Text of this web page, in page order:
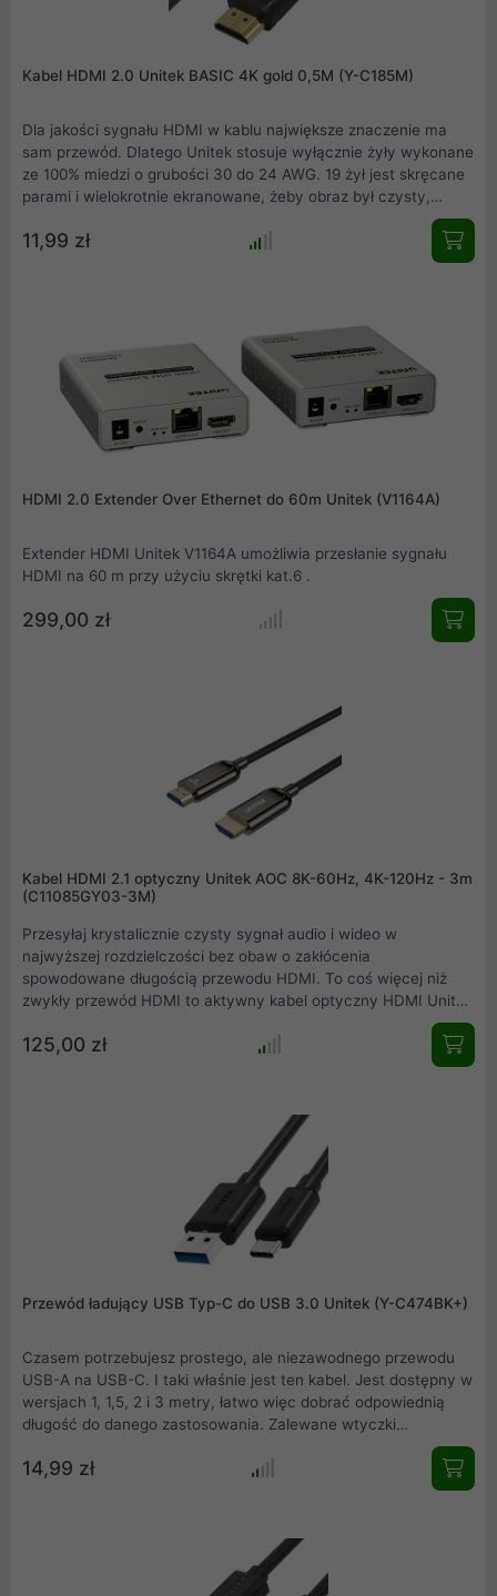
Kabel HDMI 2.0 Unitek BASIC 4K gold 0,5M (Y-C185M)
Dla jakości sygnału HDMI w kablu największe znaczenie ma
sam przewód. Dlatego Unitek stosuje wyłącznie żyły wykonane
ze 100% miedzi o grubości 30 do 24 AWG. 19 żył jest skręcane
parami i wielokrotnie ekranowane, żeby obraz był czysty,
wyraźny i bez zakłóceń. W porównaniu ze standardowymi
przewodami, technologia ta zapewnia do 35% szybszy transfer
11,99 zł
HDMI 2.0 Extender Over Ethernet do 60m Unitek (V1164A)
Extender HDMI Unitek V1164A umożliwia przesłanie sygnału
HDMI na 60 m przy użyciu skrętki kat.6 .
299,00 zł
Kabel HDMI 2.1 optyczny Unitek AOC 8K-60Hz, 4K-120Hz - 3m
(C11085GY03-3M)
Przesyłaj krystalicznie czysty sygnał audio i wideo w
najwyższej rozdzielczości bez obaw o zakłócenia
spowodowane długością przewodu HDMI. To coś więcej niż
zwykły przewód HDMI to aktywny kabel optyczny HDMI Unitek
niemu możesz cieszyć się najwyższą jakością obrazu na
125,00 zł
Przewód ładujący USB Typ-C do USB 3.0 Unitek (Y-C474BK+)
Czasem potrzebujesz prostego, ale niezawodnego przewodu
USB-A na USB-C. I taki właśnie jest ten kabel. Jest dostępny w
wersjach 1, 1,5, 2 i 3 metry, łatwo więc dobrać odpowiednią
długość do danego zastosowania. Zalewane wtyczki
gwarantują długą żywotność, a ekranowanie i miedziane żyły
niezakłócony transfer danych. Wtyk ma wbudowany rezystor
14,99 zł